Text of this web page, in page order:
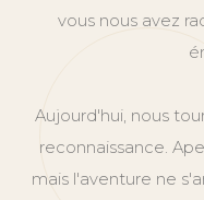
vous nous avez
Aujourd'hui, nous
reconnaissance.
mais l'aventure ne